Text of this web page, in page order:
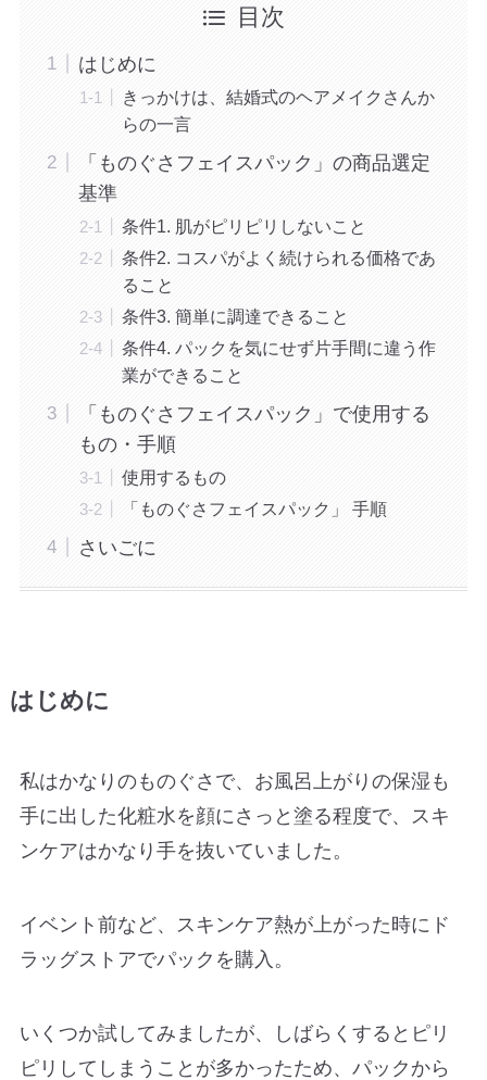
目次
はじめに
きっかけは、結婚式のヘアメイクさんか
らの一言
「ものぐさフェイスパック」の商品選定
基準
条件1. 肌がピリピリしないこと
条件2. コスパがよく続けられる価格であ
ること
条件3. 簡単に調達できること
条件4. パックを気にせず片手間に違う作
業ができること
「ものぐさフェイスパック」で使用する
もの・手順
使用するもの
「ものぐさフェイスパック」 手順
さいごに
はじめに
私はかなりのものぐさで、お風呂上がりの保湿も
手に出した化粧水を顔にさっと塗る程度で、スキ
ンケアはかなり手を抜いていました。
イベント前など、スキンケア熱が上がった時にド
ラッグストアでパックを購入。
いくつか試してみましたが、しばらくするとピリ
ピリしてしまうことが多かったため、パックから